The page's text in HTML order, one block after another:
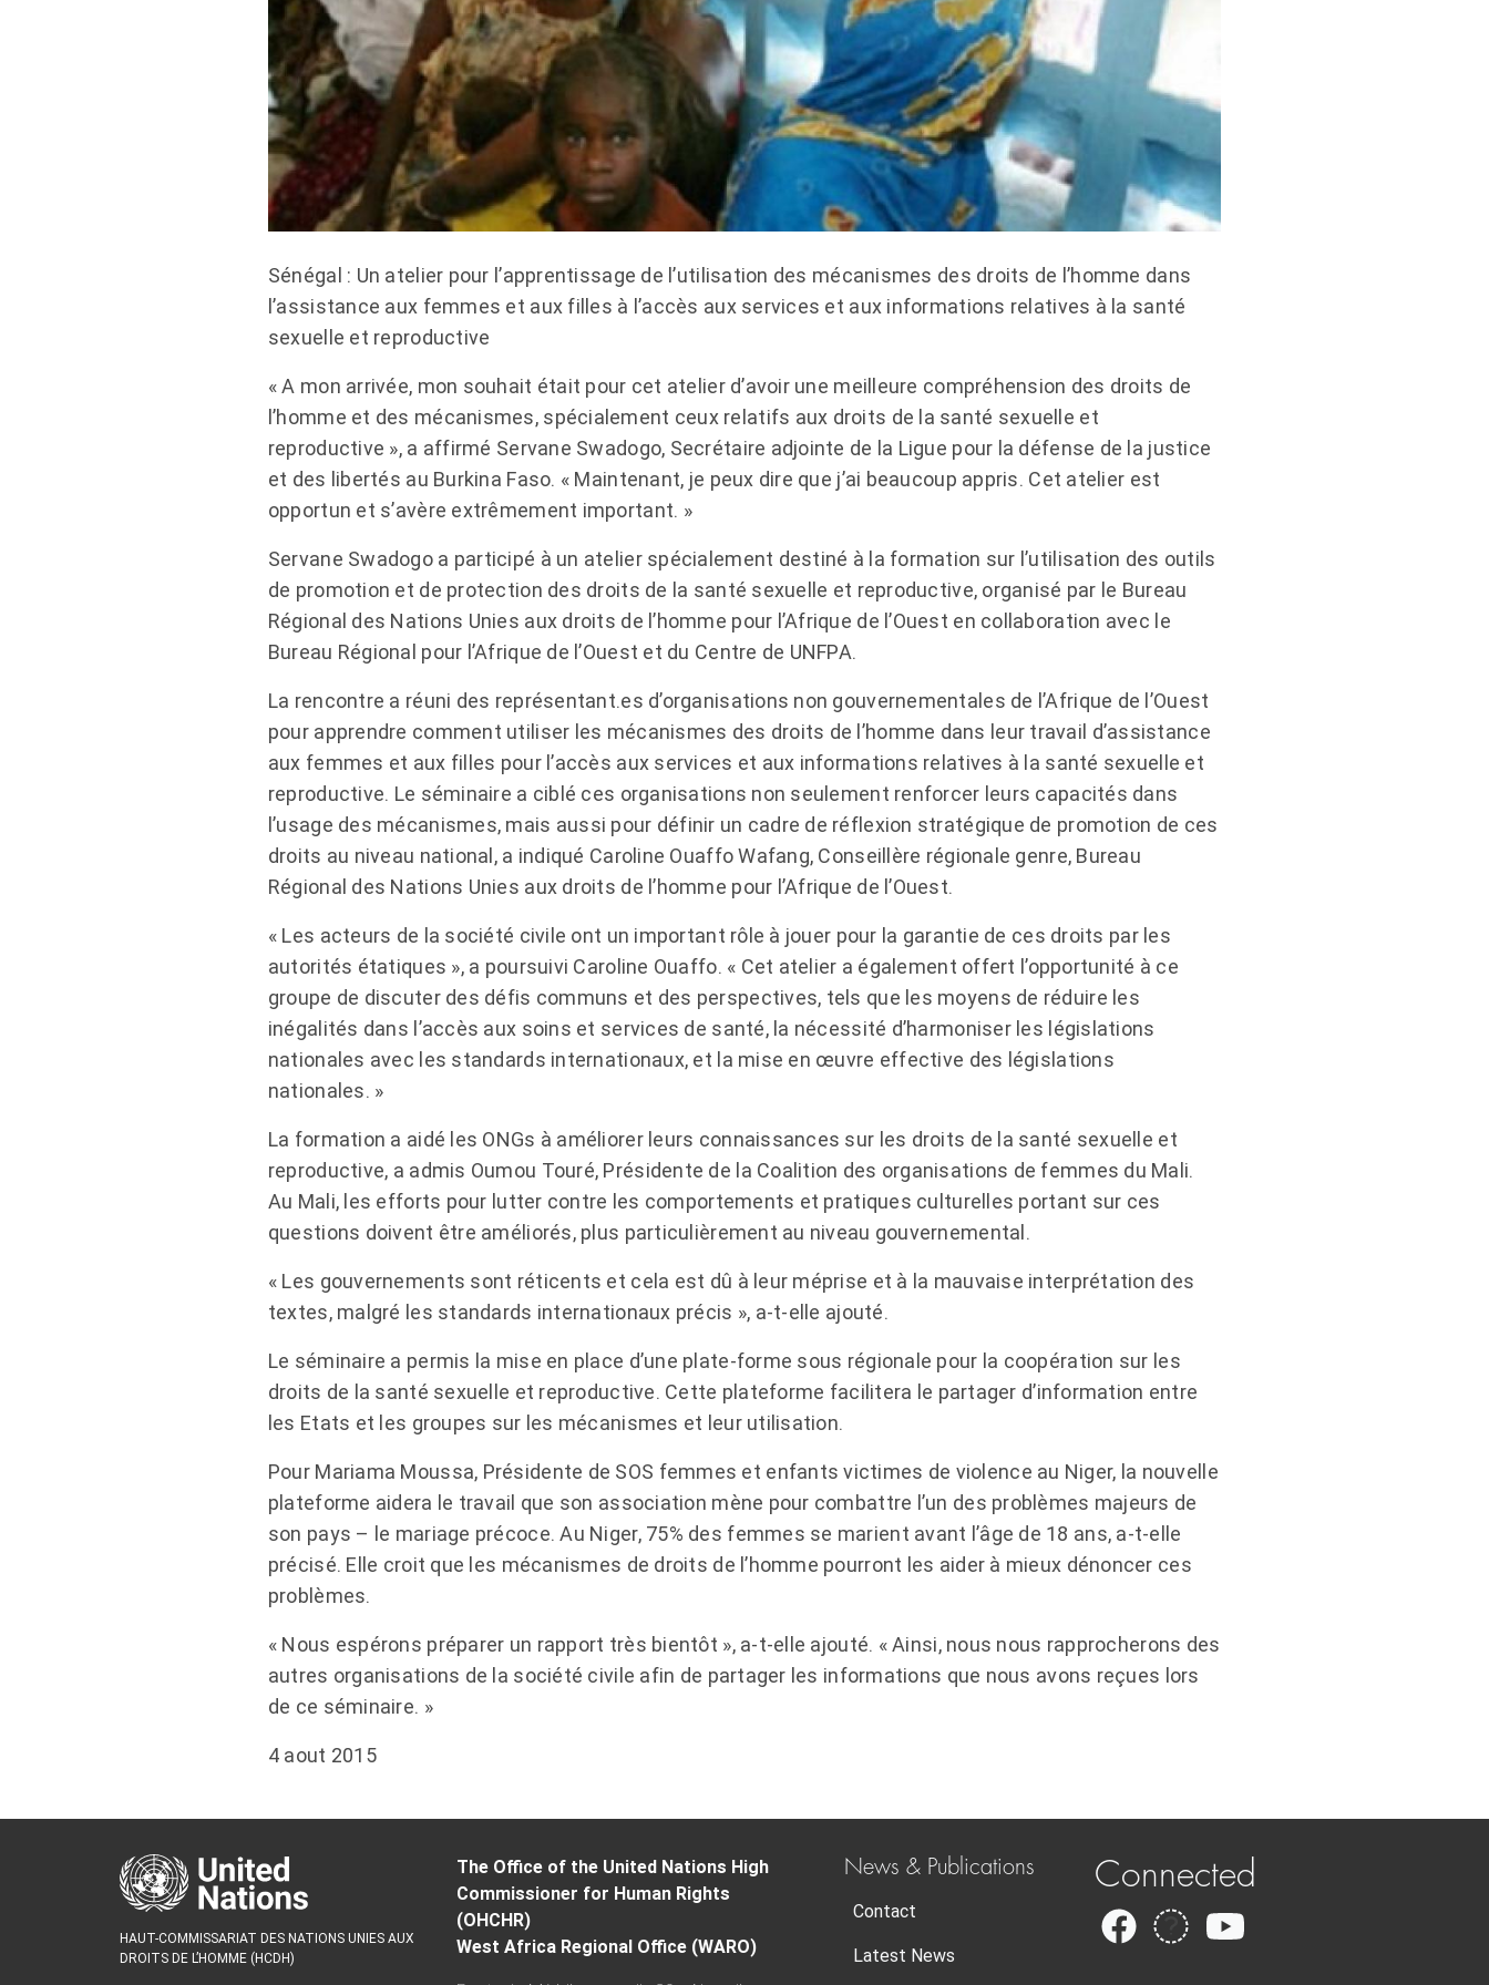
Sénégal : Un atelier pour l’apprentissage de l’utilisation des mécanismes des droits de l’homme dans
l’assistance aux femmes et aux filles à l’accès aux services et aux informations relatives à la santé
sexuelle et reproductive
« A mon arrivée, mon souhait était pour cet atelier d’avoir une meilleure compréhension des droits de
l’homme et des mécanismes, spécialement ceux relatifs aux droits de la santé sexuelle et
reproductive », a affirmé Servane Swadogo, Secrétaire adjointe de la Ligue pour la défense de la justice
et des libertés au Burkina Faso. « Maintenant, je peux dire que j’ai beaucoup appris. Cet atelier est
opportun et s’avère extrêmement important. »
Servane Swadogo a participé à un atelier spécialement destiné à la formation sur l’utilisation des outils
de promotion et de protection des droits de la santé sexuelle et reproductive, organisé par le Bureau
Régional des Nations Unies aux droits de l’homme pour l’Afrique de l’Ouest en collaboration avec le
Bureau Régional pour l’Afrique de l’Ouest et du Centre de UNFPA.
La rencontre a réuni des représentant.es d’organisations non gouvernementales de l’Afrique de l’Ouest
pour apprendre comment utiliser les mécanismes des droits de l’homme dans leur travail d’assistance
aux femmes et aux filles pour l’accès aux services et aux informations relatives à la santé sexuelle et
reproductive. Le séminaire a ciblé ces organisations non seulement renforcer leurs capacités dans
l’usage des mécanismes, mais aussi pour définir un cadre de réflexion stratégique de promotion de ces
droits au niveau national, a indiqué Caroline Ouaffo Wafang, Conseillère régionale genre, Bureau
Régional des Nations Unies aux droits de l’homme pour l’Afrique de l’Ouest.
« Les acteurs de la société civile ont un important rôle à jouer pour la garantie de ces droits par les
autorités étatiques », a poursuivi Caroline Ouaffo. « Cet atelier a également offert l’opportunité à ce
groupe de discuter des défis communs et des perspectives, tels que les moyens de réduire les
inégalités dans l’accès aux soins et services de santé, la nécessité d’harmoniser les législations
nationales avec les standards internationaux, et la mise en œuvre effective des législations
nationales. »
La formation a aidé les ONGs à améliorer leurs connaissances sur les droits de la santé sexuelle et
reproductive, a admis Oumou Touré, Présidente de la Coalition des organisations de femmes du Mali.
Au Mali, les efforts pour lutter contre les comportements et pratiques culturelles portant sur ces
questions doivent être améliorés, plus particulièrement au niveau gouvernemental.
« Les gouvernements sont réticents et cela est dû à leur méprise et à la mauvaise interprétation des
textes, malgré les standards internationaux précis », a-t-elle ajouté.
Le séminaire a permis la mise en place d’une plate-forme sous régionale pour la coopération sur les
droits de la santé sexuelle et reproductive. Cette plateforme facilitera le partager d’information entre
les Etats et les groupes sur les mécanismes et leur utilisation.
Pour Mariama Moussa, Présidente de SOS femmes et enfants victimes de violence au Niger, la nouvelle
plateforme aidera le travail que son association mène pour combattre l’un des problèmes majeurs de
son pays – le mariage précoce. Au Niger, 75% des femmes se marient avant l’âge de 18 ans, a-t-elle
précisé. Elle croit que les mécanismes de droits de l’homme pourront les aider à mieux dénoncer ces
problèmes.
« Nous espérons préparer un rapport très bientôt », a-t-elle ajouté. « Ainsi, nous nous rapprocherons des
autres organisations de la société civile afin de partager les informations que nous avons reçues lors
de ce séminaire. »
4 aout 2015
HAUT-COMMISSARIAT DES NATIONS UNIES AUX
DROITS DE L’HOMME (HCDH)
The Office of the United Nations High
Commissioner for Human Rights
(OHCHR)
West Africa Regional Office (WARO)
News & Publications
Contact
Latest News
Connected